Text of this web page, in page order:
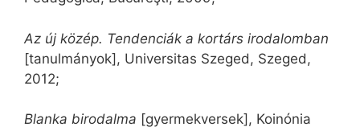
Az új közép. Tendenciák a kortárs irodalomban
[tanulmányok], Universitas Szeged, Szeged,
2012;
Blanka birodalma [gyermekversek], Koinónia